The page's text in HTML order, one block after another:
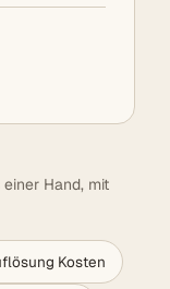
Hand, mit
Kosten